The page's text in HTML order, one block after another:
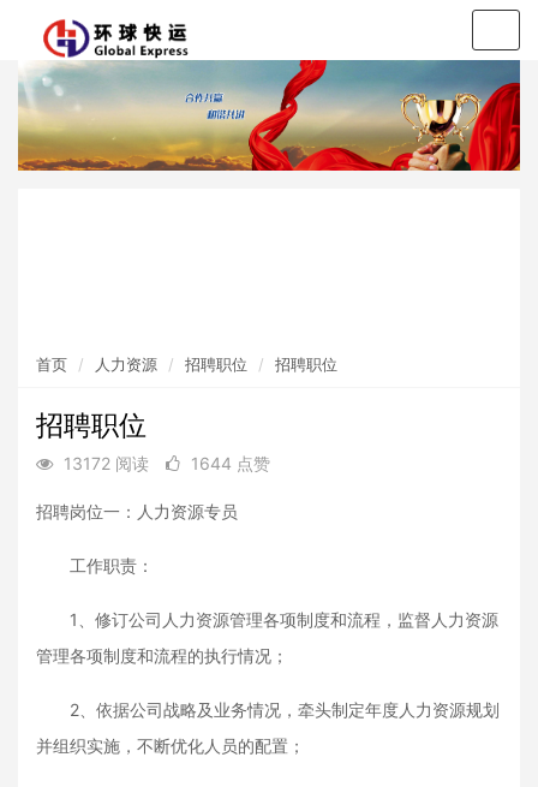
首页 人力资源 招聘职位 招聘职位
招聘职位
13172 阅读 1644 点赞
招聘岗位一：人力资源专员
工作职责：
1、修订公司人力资源管理各项制度和流程，监督人力资源
管理各项制度和流程的执行情况；
2、依据公司战略及业务情况，牵头制定年度人力资源规划
并组织实施，不断优化人员的配置；